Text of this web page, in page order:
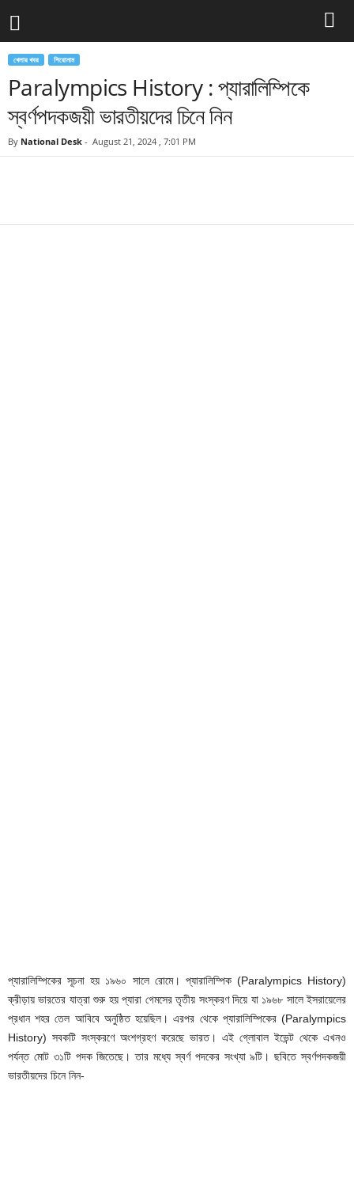
খেলার খবর শিরোনাম
Paralympics History : প্যারালিম্পিকে
স্বর্ণপদকজয়ী ভারতীয়দের চিনে নিন
By National Desk - August 21, 2024 , 7:01 PM
প্যারালিম্পিকের সূচনা হয় ১৯৬০ সালে রোমে। প্যারালিম্পিক (Paralympics History)
ক্রীড়ায় ভারতের যাত্রা শুরু হয় প্যারা গেমসের তৃতীয় সংস্করণ দিয়ে যা ১৯৬৮ সালে ইসরায়েলের
প্রধান শহর তেল আবিবে অনুষ্ঠিত হয়েছিল। এরপর থেকে প্যারালিম্পিকের (Paralympics
History) সবকটি সংস্করণে অংশগ্রহণ করেছে ভারত। এই গ্লোবাল ইভেন্ট থেকে এখনও
পর্যন্ত মোট ৩১টি পদক জিতেছে। তার মধ্যে স্বর্ণ পদকের সংখ্যা ৯টি। ছবিতে স্বর্ণপদকজয়ী
ভারতীয়দের চিনে নিন-